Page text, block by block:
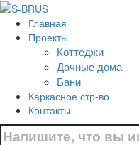
Перейти к контенту
Главная
Проекты
Коттеджи
Дачные дома
Бани
Каркасное стр-во
Контакты
Главная
Дачные дома
Под усадку
Одноэтажные